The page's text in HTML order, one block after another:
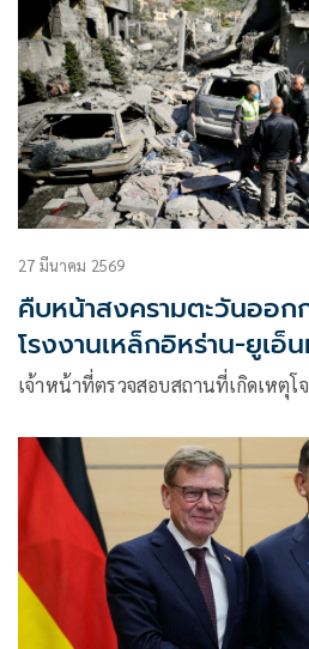
27 มีนาคม 2569
คืบหน้าสงครามตะวันออก
โรงงานเหล็กอิหร่าน-ยูเอ็
เจ้าหน้าที่ตรวจสอบสถานที่เกิดเหตุโ